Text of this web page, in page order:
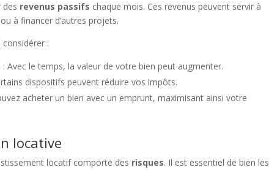
des revenus passifs chaque mois. Ces revenus peuvent servir à
à financer d’autres projets.
:
: Avec le temps, la valeur de votre bien peut augmenter.
dispositifs peuvent réduire vos impôts.
acheter un bien avec un emprunt, maximisant ainsi votre
locative
locatif comporte des risques. Il est essentiel de bien les